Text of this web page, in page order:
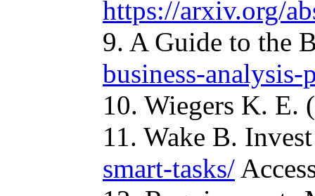
https://arxiv.org/
9. A Guide to the
business-
10. Wiegers K. E.
11. Wake B.
smart-tasks/